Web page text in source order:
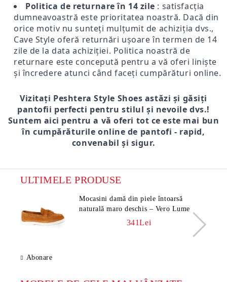
Politica de returnare în 14 zile : satisfacția
dumneavoastră este prioritatea noastră. Dacă din
orice motiv nu sunteți mulțumit de achiziția dvs.,
Cave Style oferă returnări ușoare în termen de 14
zile de la data achiziției. Politica noastră de
returnare este concepută pentru a vă oferi liniște
și încredere atunci când faceți cumpărături online.
Vizitați Peshtera Style Shoes astăzi și găsiți
pantofii perfecti pentru stilul și nevoile dvs.!
Suntem aici pentru a vă oferi tot ce este mai bun
în cumpărăturile online de pantofi - rapid,
convenabil și sigur.
ULTIMELE PRODUSE
Mocasini damă din piele întoarsă
naturală maro deschis – Vero Lume
341Lei
Abonare